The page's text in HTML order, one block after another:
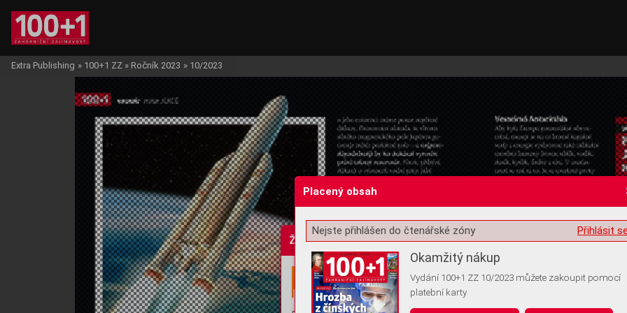
Žádost o souhlas s ukládáním volitelných informací
Extra Publishing » 100+1 ZZ » Ročník 2023 » 10/2023
Placený obsah
Přihlásit
Nejste přihlášen do čtenářské zóny
Okamžitý nákup
Vydání 100+1 ZZ 10/2023 můžete zakoupit pomocí
platební karty